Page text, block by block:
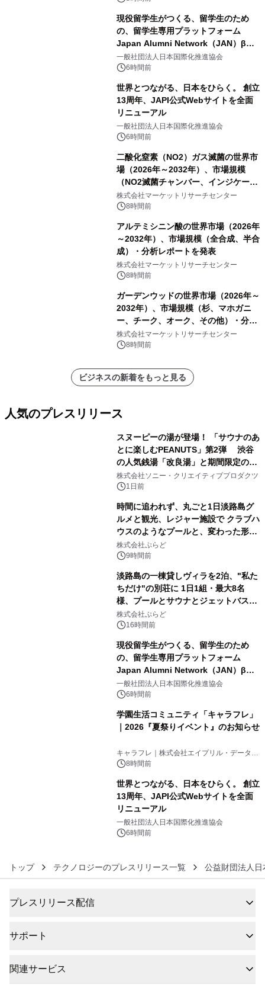
現役留学生がつくる、留学生のため
の、留学生専用プラットフォーム
Japan Alumni Network（JAN）β版
をリリース
一般社団法人日本国際化推進協会
6時間前
世界とつながる、日本をひらく。 創立
13周年、JAPI公式Webサイトを全面
リニューアル
一般社団法人日本国際化推進協会
6時間前
二酸化窒素（NO2）ガス滅菌の世界市
場（2026年～2032年）、市場規模
（NO2滅菌チャンバー、インジケータ
ーおよびモニタリングシステム、その
他）・分析レポートを発表
株式会社マーケットリサーチセンター
8時間前
アルテミシニン酸の世界市場（2026年
～2032年）、市場規模（全合成、半合
成）・分析レポートを発表
株式会社マーケットリサーチセンター
8時間前
ガーデンウッドの世界市場（2026年～
2032年）、市場規模（杉、マホガニ
ー、チーク、オーク、その他）・分析
レポートを発表
株式会社マーケットリサーチセンター
8時間前
ビジネスの新着をもっと見る
人気のプレスリリース
スヌーピーの湯が登場！ 「サウナのあ
とに楽しむPEANUTS」第2弾 渋谷
の人気銭湯「改良湯」と期間限定のコ
ラボレーション サウナイキタイコラ
ボグッズも発売決定！
株式会社ソニー・クリエイティブプロダクツ
1日前
時間に追われず、丸ごと1日淡路島グ
ルメと観光、レジャー施設で クラブハ
ウスのようなプールと、変わった形の
サウナも 「THE BOXY AWAJI」のお
得な素泊まり連泊プランで
株式会社ぷらど
9時間前
淡路島の一棟貸しヴィラを2泊、"私た
ちだけ"の別荘に 1日1組・最大8名
様、プールとサウナとジェットバス付
きで Villa Mon Temps AWAJIの連泊
素泊りプラン
株式会社ぷらど
16時間前
現役留学生がつくる、留学生のため
の、留学生専用プラットフォーム
Japan Alumni Network（JAN）β版
をリリース
一般社団法人日本国際化推進協会
6時間前
学園生活コミュニティ「キャラフレ」
｜2026『夏祭りイベント』のお知らせ
キャラフレ｜株式会社エイプリル・データ・
デザインズ
8時間前
世界とつながる、日本をひらく。 創立
13周年、JAPI公式Webサイトを全面
リニューアル
一般社団法人日本国際化推進協会
6時間前
トップ テクノロジーのプレスリリース一覧 公益財団法人
プレスリリース配信
サポート
関連サービス